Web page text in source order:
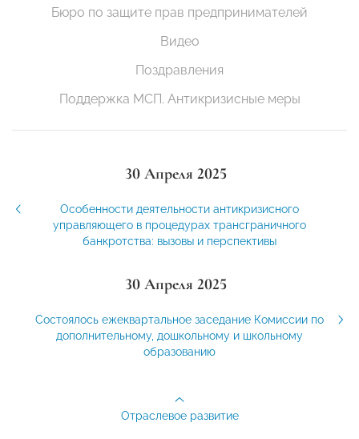
Бюро по защите прав предпринимателей
Видео
Поздравления
Поддержка МСП. Антикризисные меры
30 Апреля 2025
Особенности деятельности антикризисного
управляющего в процедурах трансграничного
банкротства: вызовы и перспективы
30 Апреля 2025
Состоялось ежеквартальное заседание Комиссии по
дополнительному, дошкольному и школьному
образованию
Отраслевое развитие